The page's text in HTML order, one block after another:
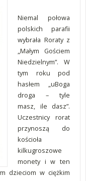
Niemal połowa
polskich parafii
wybrała Roraty z
„Małym Gościem
Niedzielnym”. W
tym roku pod
hasłem „uBoga
droga – tyle
masz, ile dasz”.
Uczestnicy rorat
przynoszą do
kościoła
kilkugroszowe
monety i w ten
dzieciom w ciężkim